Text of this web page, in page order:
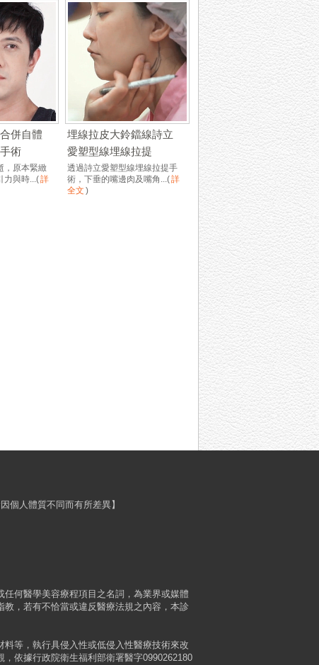
併自體
術
，原本緊緻
力與時...(詳
埋線拉皮大鈴鐺線詩立
愛塑型線埋線拉提
透過詩立愛塑型線埋線拉提手
術，下垂的嘴邊肉及嘴角...(詳
全文 )
個人體質不同而有所差異】
何醫學美容療程項目之名詞，為業界或媒體
，若有不恰當或違反醫療法規之內容，本診
等，執行具侵入性或低侵入性醫療技術來改
依據行政院衛生福利部衛署醫字0990262180